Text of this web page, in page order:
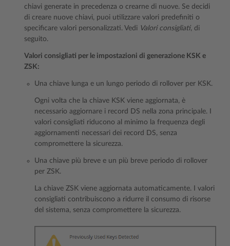
chiavi generate in precedenza o crearne di nuove. Se decidi
di creare nuove chiavi, puoi utilizzare valori predefiniti o
specificare valori personalizzati. Vedi Valori consigliati, di
seguito.
Valori consigliati per le impostazioni di generazione KSK e
ZSK:
Una chiave lunga e un lungo periodo di rollover per KSK.
Ogni volta che la chiave KSK viene aggiornata, è
necessario aggiornare i record DS nella zona principale. I
valori consigliati riducono al minimo la frequenza degli
aggiornamenti necessari dei record DS, senza
compromettere la sicurezza.
Una chiave più breve e un più breve periodo di rollover
per ZSK.
La chiave ZSK viene aggiornata automaticamente. I valori
consigliati contribuiscono a ridurre il consumo di risorse
del sistema, senza compromettere la sicurezza.